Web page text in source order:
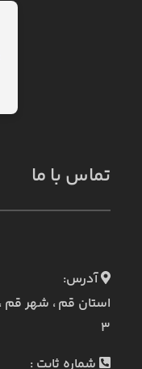
تماس با ما
آدرس:
۳
شماره ثابت :